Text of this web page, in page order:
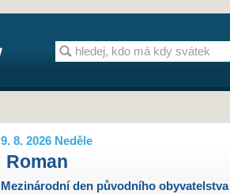
9. 8. 2026 Neděle
Roman
Mezinárodní den původního obyvatelstva